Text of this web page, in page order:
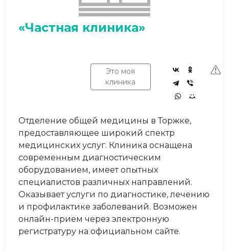
«Частная клиника»
Это моя
клиника
Отделение общей медицины в Торжке,
предоставляющее широкий спектр
медицинских услуг. Клиника оснащена
современным диагностическим
оборудованием, имеет опытных
специалистов различных направлений.
Оказывает услуги по диагностике, лечению
и профилактике заболеваний. Возможен
онлайн-прием через электронную
регистратуру на официальном сайте.